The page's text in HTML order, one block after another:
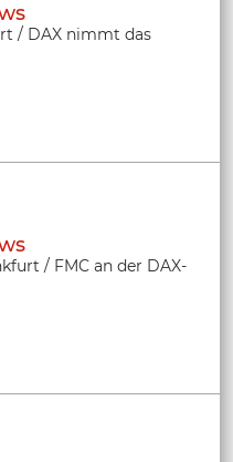
/ DAX nimmt das
/ FMC an der DAX-